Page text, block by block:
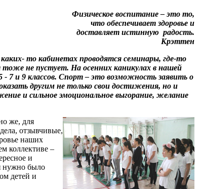
Физическое воспитание – это то,
что обеспечивает здоровье и
доставляет истинную радость.
Крэттен
то кабинетах проводятся семинары, где-то
не пустует. На осенних каникулах в нашей
7 и 9 классов. Спорт – это возможность заявить о
другим не только свои достижения, но и
и сильное эмоциональное выгорание, желание
же, для
отзывчивые,
наших
коллективе –
и
нужно было
детей и